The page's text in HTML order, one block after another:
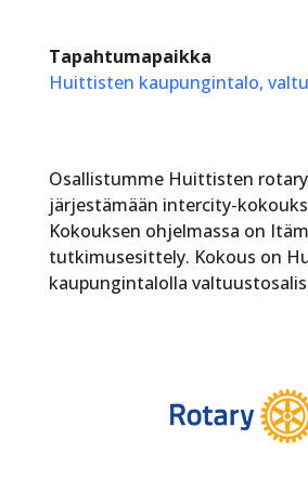
Tapahtumapaikka
Huittisten kaupungintalo,
Osallistumme Huittisten
järjestämään intercity-
Kokouksen ohjelmassa on
tutkimusesittely. Kokous on
kaupungintalolla